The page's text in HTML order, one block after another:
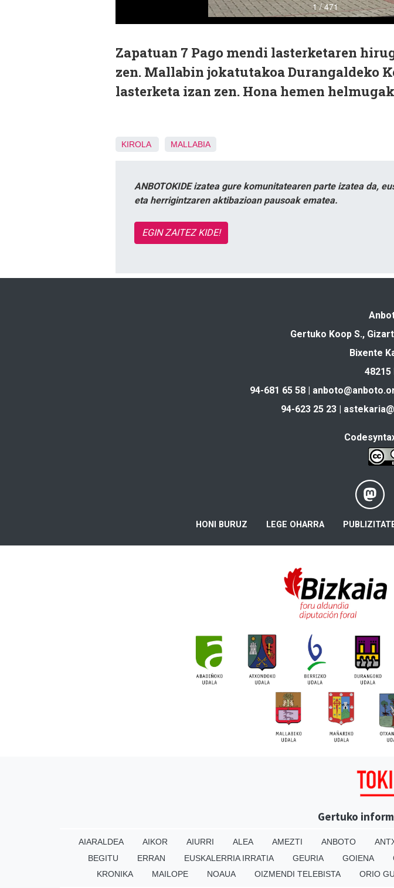
Zapatuan 7 Pago mendi lasterketaren
zen. Mallabin jokatutakoa Durangaldeko
lasterketa izan zen. Hona hemen
KIROLA MALLABIA
ANBOTOKIDE izatea gure komunitatearen parte izatea da,
eta herrigintzaren aktibazioan pausoak ematea.
EGIN ZAITEZ KIDE!
Gertuko Koop S.,
Bixente
94-681 65 58 |
94-623 25 23 |
HONI BURUZ LEGE OHARRA
Gertuko
AIARALDEA AIKOR AIURRI ALEA AMEZTI ANBOTO
BEGITU
ERRAN EUSKALERRIA IRRATIA GEURIA GOIENA
KRONIKA
MAILOPE NOAUA OIZMENDI TELEBISTA ORIO